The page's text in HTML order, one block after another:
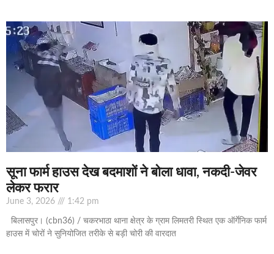
सूना फार्म हाउस देख बदमाशों ने बोला धावा, नकदी-जेवर
लेकर फरार
June 3, 2026 1:42 pm
बिलासपुर। (cbn36) / चकरभाठा थाना क्षेत्र के ग्राम लिमतरी स्थित एक ऑर्गेनिक फार्म
हाउस में चोरों ने सुनियोजित तरीके से बड़ी चोरी की वारदात